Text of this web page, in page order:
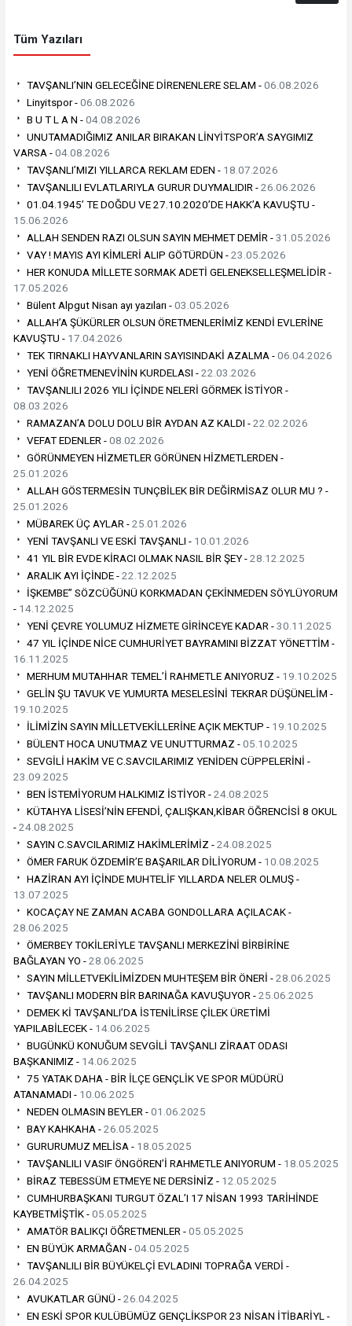
Tüm Yazıları
TAVŞANLI’NIN GELECEĞİNE DİRENENLERE SELAM -06.08.2026
Linyitspor -06.08.2026
B U T L A N -04.08.2026
UNUTAMADIĞIMIZ ANILAR BIRAKAN LİNYİTSPOR’A SAYGIMIZ
VARSA -04.08.2026
TAVŞANLI’MIZI YILLARCA REKLAM EDEN - 18.07.2026
TAVŞANLILI EVLATLARIYLA GURUR DUYMALIDIR -26.06.2026
01.04.1945’ TE DOĞDU VE 27.10.2020’DE HAKK’A KAVUŞTU -
15.06.2026
ALLAH SENDEN RAZI OLSUN SAYIN MEHMET DEMİR -31.05.2026
VAY ! MAYIS AYI KİMLERİ ALIP GÖTÜRDÜN -23.05.2026
HER KONUDA MİLLETE SORMAK ADETİ GELENEKSELLEŞMELİDİR -
17.05.2026
Bülent Alpgut Nisan ayı yazıları -03.05.2026
ALLAH’A ŞÜKÜRLER OLSUN ÖRETMENLERİMİZ KENDİ EVLERİNE
KAVUŞTU - 17.04.2026
TEK TIRNAKLI HAYVANLARIN SAYISINDAKİ AZALMA -06.04.2026
YENİ ÖĞRETMENEVİNİN KURDELASI -22.03.2026
TAVŞANLILI 2026 YILI İÇİNDE NELERİ GÖRMEK İSTİYOR -
08.03.2026
RAMAZAN’A DOLU DOLU BİR AYDAN AZ KALDI -22.02.2026
VEFAT EDENLER -08.02.2026
GÖRÜNMEYEN HİZMETLER GÖRÜNEN HİZMETLERDEN -
25.01.2026
ALLAH GÖSTERMESİN TUNÇBİLEK BİR DEĞİRMİSAZ OLUR MU ? -
25.01.2026
MÜBAREK ÜÇ AYLAR -25.01.2026
YENİ TAVŞANLI VE ESKİ TAVŞANLI - 10.01.2026
41 YIL BİR EVDE KİRACI OLMAK NASIL BİR ŞEY -28.12.2025
ARALIK AYI İÇİNDE -22.12.2025
İŞKEMBE” SÖZCÜĞÜNÜ KORKMADAN ÇEKİNMEDEN SÖYLÜYORUM
- 14.12.2025
YENİ ÇEVRE YOLUMUZ HİZMETE GİRİNCEYE KADAR -30.11.2025
47 YIL İÇİNDE NİCE CUMHURİYET BAYRAMINI BİZZAT YÖNETTİM -
16.11.2025
MERHUM MUTAHHAR TEMEL’İ RAHMETLE ANIYORUZ - 19.10.2025
GELİN ŞU TAVUK VE YUMURTA MESELESİNİ TEKRAR DÜŞÜNELİM -
19.10.2025
İLİMİZİN SAYIN MİLLETVEKİLLERİNE AÇIK MEKTUP - 19.10.2025
BÜLENT HOCA UNUTMAZ VE UNUTTURMAZ -05.10.2025
SEVGİLİ HAKİM VE C.SAVCILARIMIZ YENİDEN CÜPPELERİNİ -
23.09.2025
BEN İSTEMİYORUM HALKIMIZ İSTİYOR -24.08.2025
KÜTAHYA LİSESİ’NİN EFENDİ, ÇALIŞKAN,KİBAR ÖĞRENCİSİ 8 OKUL
-24.08.2025
SAYIN C.SAVCILARIMIZ HAKİMLERİMİZ -24.08.2025
ÖMER FARUK ÖZDEMİR’E BAŞARILAR DİLİYORUM - 10.08.2025
HAZİRAN AYI İÇİNDE MUHTELİF YILLARDA NELER OLMUŞ -
13.07.2025
KOCAÇAY NE ZAMAN ACABA GONDOLLARA AÇILACAK -
28.06.2025
ÖMERBEY TOKİLERİYLE TAVŞANLI MERKEZİNİ BİRBİRİNE
BAĞLAYAN YO -28.06.2025
SAYIN MİLLETVEKİLİMİZDEN MUHTEŞEM BİR ÖNERİ -28.06.2025
TAVŞANLI MODERN BİR BARINAĞA KAVUŞUYOR -25.06.2025
DEMEK Kİ TAVŞANLI’DA İSTENİLİRSE ÇİLEK ÜRETİMİ
YAPILABİLECEK - 14.06.2025
BUGÜNKÜ KONUĞUM SEVGİLİ TAVŞANLI ZİRAAT ODASI
BAŞKANIMIZ - 14.06.2025
75 YATAK DAHA - BİR İLÇE GENÇLİK VE SPOR MÜDÜRÜ
ATANAMADI - 10.06.2025
NEDEN OLMASIN BEYLER -01.06.2025
BAY KAHKAHA -26.05.2025
GURURUMUZ MELİSA - 18.05.2025
TAVŞANLILI VASIF ÖNGÖREN’İ RAHMETLE ANIYORUM - 18.05.2025
BİRAZ TEBESSÜM ETMEYE NE DERSİNİZ - 12.05.2025
CUMHURBAŞKANI TURGUT ÖZAL’I 17 NİSAN 1993 TARİHİNDE
KAYBETMİŞTİK -05.05.2025
AMATÖR BALIKÇI ÖĞRETMENLER -05.05.2025
EN BÜYÜK ARMAĞAN -04.05.2025
TAVŞANLILI BİR BÜYÜKELÇİ EVLADINI TOPRAĞA VERDİ -
26.04.2025
AVUKATLAR GÜNÜ -26.04.2025
EN ESKİ SPOR KULÜBÜMÜZ GENÇLİKSPOR 23 NİSAN İTİBARİYL -